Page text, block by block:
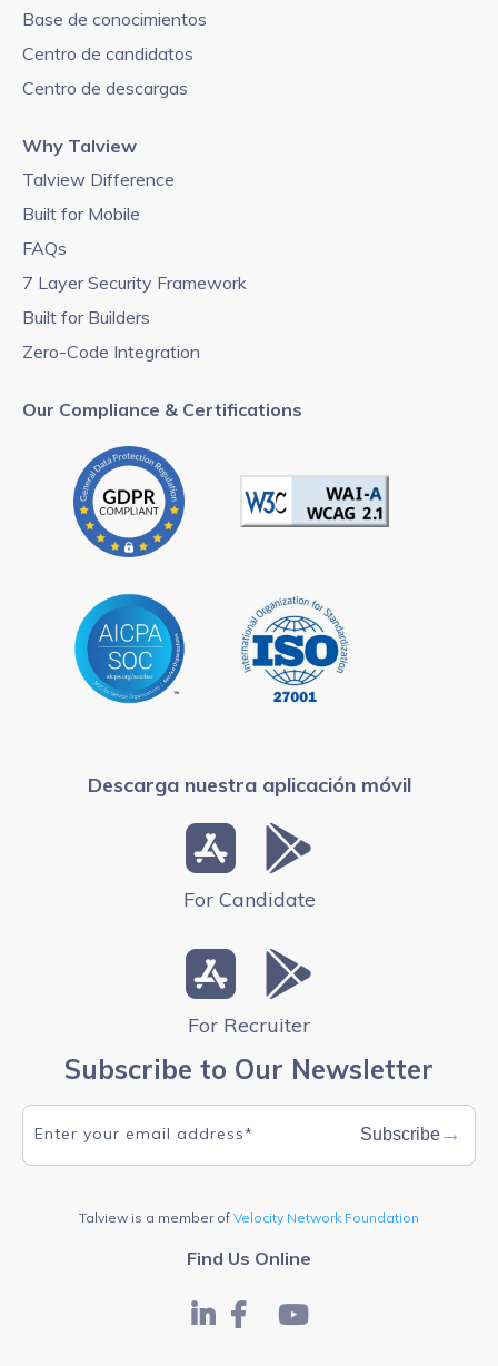
Base de conocimientos
Centro de candidatos
Centro de descargas
Why Talview
Talview Difference
Built for Mobile
FAQs
7 Layer Security Framework
Built for Builders
Zero-Code Integration
Our Compliance & Certifications
Descarga nuestra aplicación móvil
For Candidate
For Recruiter
Subscribe to Our Newsletter
Subscribe →
Talview is a member of Velocity Network Foundation
Find Us Online